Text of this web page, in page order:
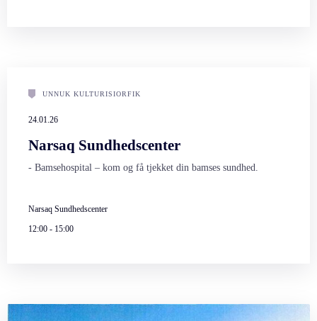
UNNUK KULTURISIORFIK
24.01.26
Narsaq Sundhedscenter
- Bamsehospital – kom og få tjekket din bamses sundhed.
Narsaq Sundhedscenter
12:00 - 15:00